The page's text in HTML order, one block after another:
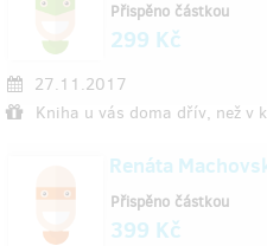
27.11.2017
Kniha u vás doma dřív, než v
Přispěno částkou
299 Kč
Renáta
Přispěno částkou
399 Kč